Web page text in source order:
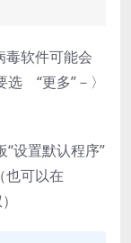
毒软件可能会
“更多”－〉
设置默认程序”
也可以在